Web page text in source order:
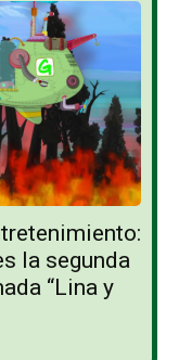
la segunda
“Lina y